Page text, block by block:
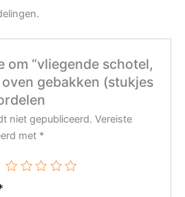
om “vliegende schotel,
gebakken (stukjes
niet gepubliceerd. Vereiste
met *